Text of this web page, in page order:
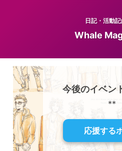
日記・活動
Whale
今後のイベン
**
応援する